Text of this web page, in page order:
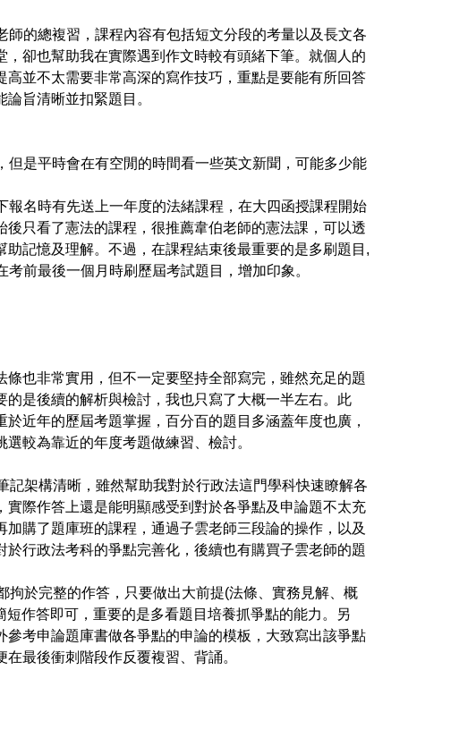
師的總複習，課程內容有包括短文分段的考量以及長文各
，卻也幫助我在實際遇到作文時較有頭緒下筆。就個人的
高並不太需要非常高深的寫作技巧，重點是要能有所回答
旨清晰並扣緊題目。
但是平時會在有空閒的時間看一些英文新聞，可能多少能
報名時有先送上一年度的法緒課程，在大四函授課程開始
後只看了憲法的課程，很推薦韋伯老師的憲法課，可以透
助記憶及理解。不過，在課程結束後最重要的是多刷題目 ,
考前最後一個月時刷歷屆考試題目，增加印象。
條也非常實用，但不一定要堅持全部寫完，雖然充足的題
的是後續的解析與檢討，我也只寫了大概一半左右。此
近年的歷屆考題掌握，百分百的題目多涵蓋年度也廣，
較為靠近的年度考題做練習、檢討。
記架構清晰，雖然幫助我對於行政法這門學科快速瞭解各
實際作答上還是能明顯感受到對於各爭點及申論題不太充
加購了題庫班的課程，通過子雲老師三段論的操作，以及
於行政法考科的爭點完善化，後續也有購買子雲老師的題
拘於完整的作答，只要做出大前提(法條、實務見解、概
短作答即可，重要的是多看題目培養抓爭點的能力。另
參考申論題庫書做各爭點的申論的模板，大致寫出該爭點
最後衝刺階段作反覆複習、背誦。